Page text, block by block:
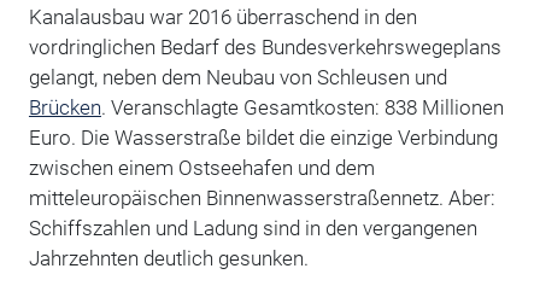
Kanalausbau war 2016 überraschend in den
vordringlichen Bedarf des Bundesverkehrswegeplans
gelangt, neben dem Neubau von Schleusen und
Brücken. Veranschlagte Gesamtkosten: 838 Millionen
Euro. Die Wasserstraße bildet die einzige Verbindung
zwischen einem Ostseehafen und dem
mitteleuropäischen Binnenwasserstraßennetz. Aber:
Schiffszahlen und Ladung sind in den vergangenen
Jahrzehnten deutlich gesunken.